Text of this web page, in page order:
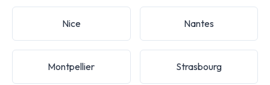
Nice Nantes
Montpellier Strasbourg